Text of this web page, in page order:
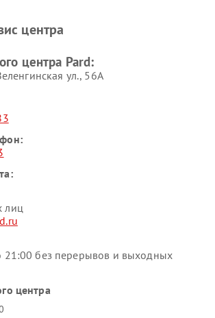
центра
центра Pard:
ул., 56А
лиц
без перерывов и выходных
центра